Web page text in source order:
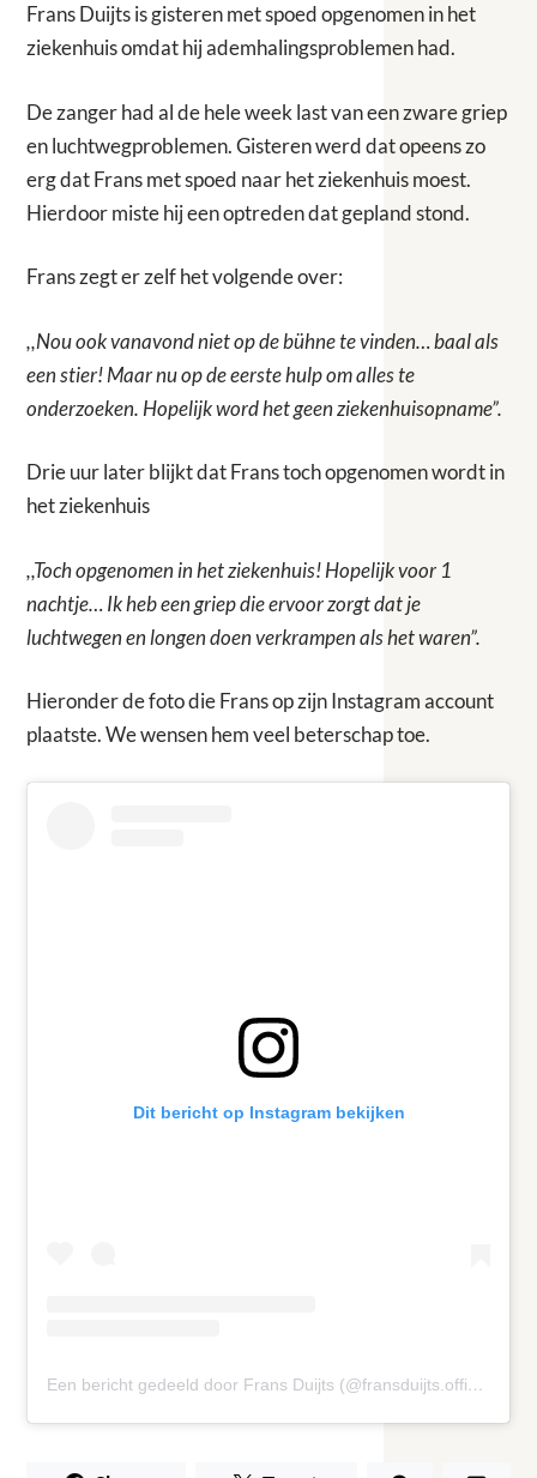
Frans Duijts is gisteren met spoed opgenomen in het
ziekenhuis omdat hij ademhalingsproblemen had.
De zanger had al de hele week last van een zware griep
en luchtwegproblemen. Gisteren werd dat opeens zo
erg dat Frans met spoed naar het ziekenhuis moest.
Hierdoor miste hij een optreden dat gepland stond.
Frans zegt er zelf het volgende over:
,,Nou ook vanavond niet op de bühne te vinden… baal als
een stier! Maar nu op de eerste hulp om alles te
onderzoeken. Hopelijk word het geen ziekenhuisopname”.
Drie uur later blijkt dat Frans toch opgenomen wordt in
het ziekenhuis
,,Toch opgenomen in het ziekenhuis! Hopelijk voor 1
nachtje… Ik heb een griep die ervoor zorgt dat je
luchtwegen en longen doen verkrampen als het waren”.
Hieronder de foto die Frans op zijn Instagram account
plaatste. We wensen hem veel beterschap toe.
Dit bericht op Instagram bekijken
Een bericht gedeeld door Frans Duijts (@fransduijts.official)